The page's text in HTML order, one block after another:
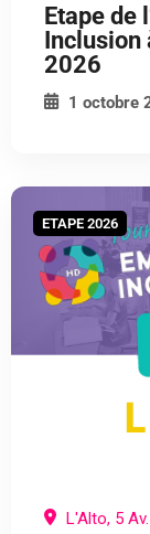
Etape de
Inclusion
2026
1 octobre
ETAPE 2026
L'Alto, 5